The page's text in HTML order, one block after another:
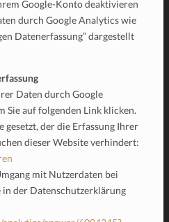
Google-Konto deaktivieren
durch Google Analytics wie
Datenerfassung” dargestellt
Daten durch Google
Sie auf folgenden Link klicken.
der die Erfassung Ihrer
dieser Website verhindert:
mit Nutzerdaten bei
in der Datenschutzerklärung